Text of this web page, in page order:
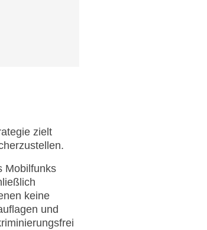
zielt
Mobilfunks
keine
und